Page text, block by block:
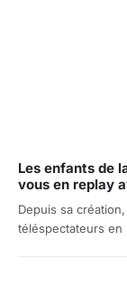
Les enfants de
vous en replay
Depuis sa
téléspectateurs en